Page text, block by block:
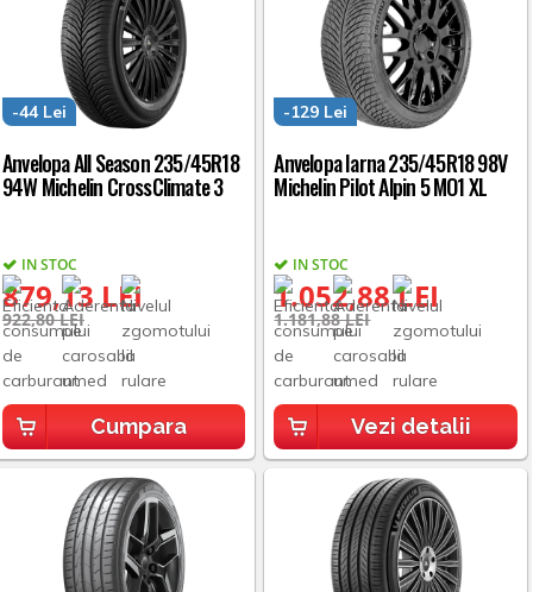
Anvelopa All Season 235/45R18
94W Michelin CrossClimate 3
IN STOC
879,13 LEI
-44 Lei
922,80 LEI
Cumpara
Anvelopa Iarna 235/45R18 98V
Michelin Pilot Alpin 5 MO1 XL
IN STOC
1.052,88 LEI
-129 Lei
1.181,88 LEI
Vezi detalii